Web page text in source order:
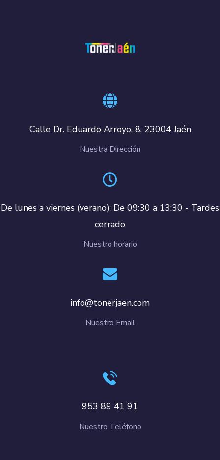
Calle Dr. Eduardo Arroyo, 8, 23004 Jaén
Nuestra Dirección
De lunes a viernes (verano): De 09:30 a 13:30 - Tardes
cerrado
Nuestro horario
info@tonerjaen.com
Nuestro Email
953 89 41 91
Nuestro Teléfono